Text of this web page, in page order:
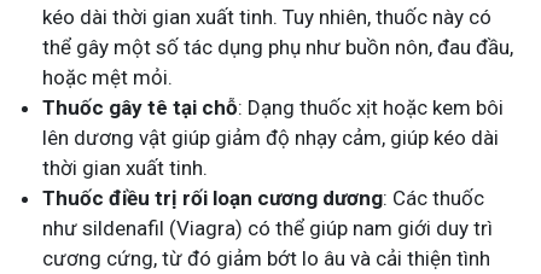
kéo dài thời gian xuất tinh. Tuy nhiên, thuốc này có
thể gây một số tác dụng phụ như buồn nôn, đau đầu,
hoặc mệt mỏi.
Thuốc gây tê tại chỗ: Dạng thuốc xịt hoặc kem bôi
lên dương vật giúp giảm độ nhạy cảm, giúp kéo dài
thời gian xuất tinh.
Thuốc điều trị rối loạn cương dương: Các thuốc
như sildenafil (Viagra) có thể giúp nam giới duy trì
cương cứng, từ đó giảm bớt lo âu và cải thiện tình